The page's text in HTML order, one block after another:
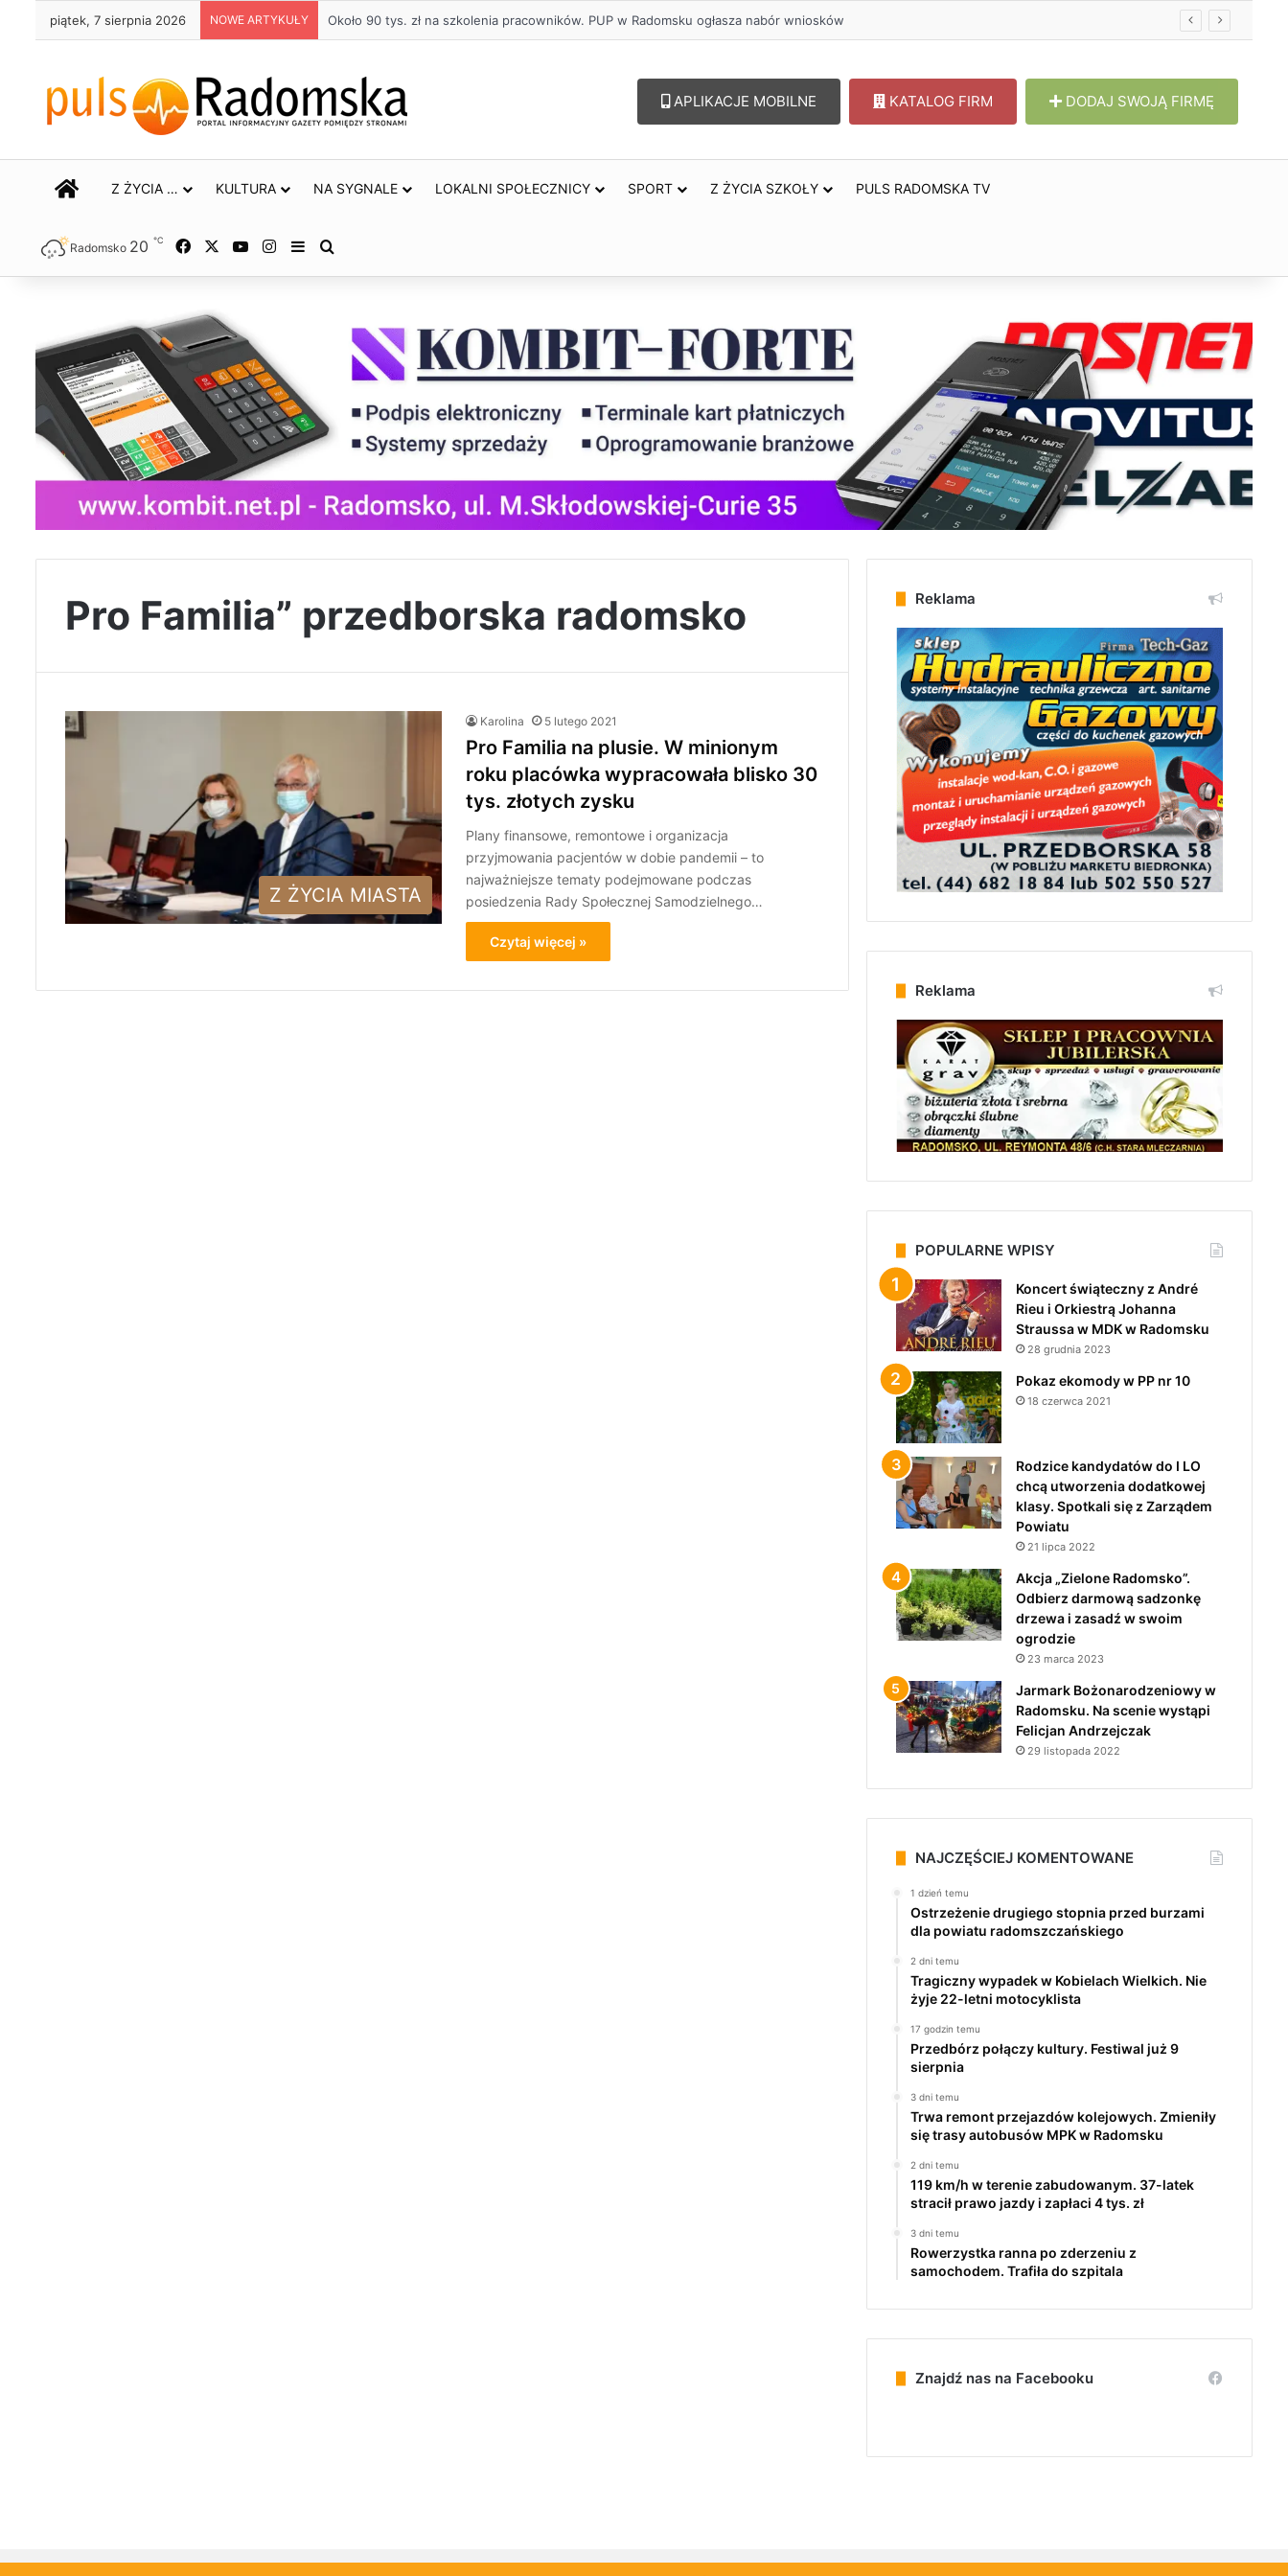
piątek, 7 sierpnia 2026 NOWE ARTYKUŁY Około 90 tys. zł na szkolenia pracowników. PUP w Radomsku ogłasza nabór wniosków
APLIKACJE MOBILNE KATALOG FIRM DODAJ SWOJĄ FIRMĘ
STRONA GŁÓWNA
Z ŻYCIA … KULTURA NA SYGNALE LOKALNI SPOŁECZNICY SPORT Z ŻYCIA SZKOŁY PULS RADOMSKA TV
Radomsko 20 ℃ Facebook YouTubeInstagram
Sidebar
Pro Familia” przedborska radomsko
Z ŻYCIA MIASTA
Karolina 5 lutego 2021
Pro Familia na plusie. W minionym
roku placówka wypracowała blisko 30
tys. złotych zysku
Plany finansowe, remontowe i organizacja
przyjmowania pacjentów w dobie pandemii – to
najważniejsze tematy podejmowane podczas
posiedzenia Rady Społecznej Samodzielnego…
Czytaj więcej »
Reklama
Reklama
POPULARNE WPISY
Koncert świąteczny z André
Rieu i Orkiestrą Johanna
Straussa w MDK w Radomsku
28 grudnia 2023
Pokaz ekomody w PP nr 10
18 czerwca 2021
Rodzice kandydatów do I LO
chcą utworzenia dodatkowej
klasy. Spotkali się z Zarządem
Powiatu
21 lipca 2022
Akcja „Zielone Radomsko”.
Odbierz darmową sadzonkę
drzewa i zasadź w swoim
ogrodzie
23 marca 2023
Jarmark Bożonarodzeniowy w
Radomsku. Na scenie wystąpi
Felicjan Andrzejczak
29 listopada 2022
NAJCZĘŚCIEJ KOMENTOWANE
1 dzień temu
Ostrzeżenie drugiego stopnia przed burzami
dla powiatu radomszczańskiego
2 dni temu
Tragiczny wypadek w Kobielach Wielkich. Nie
żyje 22-letni motocyklista
17 godzin temu
Przedbórz połączy kultury. Festiwal już 9
sierpnia
3 dni temu
Trwa remont przejazdów kolejowych. Zmieniły
się trasy autobusów MPK w Radomsku
2 dni temu
119 km/h w terenie zabudowanym. 37-latek
stracił prawo jazdy i zapłaci 4 tys. zł
3 dni temu
Rowerzystka ranna po zderzeniu z
samochodem. Trafiła do szpitala
Znajdź nas na Facebooku